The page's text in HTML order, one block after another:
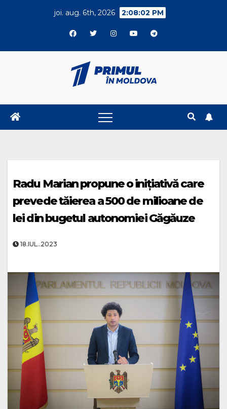
joi. aug. 6th, 2026 2:08:02 PM
Radu Marian propune o inițiativă care
prevede tăierea a 500 de milioane de
lei din bugetul autonomiei Găgăuze
18.IUL..2023